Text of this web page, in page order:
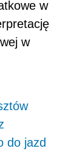
w
w
do jazd